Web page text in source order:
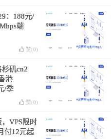
：188元/
端
赞(0)
矶cn2
港
/季
赞(0)
VPS限时
付12元起